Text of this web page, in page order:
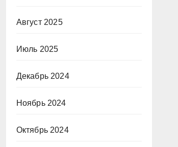
Август 2025
Июль 2025
Декабрь 2024
Ноябрь 2024
Октябрь 2024